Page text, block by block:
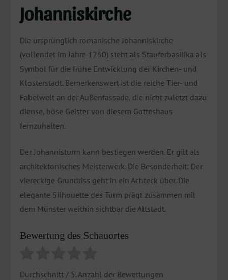
Johanniskirche
Die ursprünglich romanische Johanniskirche
(vollendet im Jahre 1250) steht als Stauferbasilika als
Symbol für die frühe Entwicklung der Kirchen- und
Klosterstadt. Bemerkenswert ist die reiche Tier- und
Fabelwelt an der Außenfassade, die nicht zuletzt dazu
diense, böse Geister von diesem Gotteshaus
fernzuhalten.
Der Johannisturm kann bestiegen werden. Er gilt als
architektonisches Meisterwerk. Die Besonderheit: Der
viereckige Grundriss geht in ein Achteck über. Die
elegante Silhouette des Turm prägt zusammen mit
dem Münster weithin sichtbar die Altstadt.
Bewertung des Schauortes
Durchschnitt / 5. Anzahl der Bewertungen